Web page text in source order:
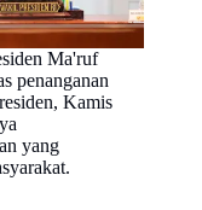
Ma'ruf
penanganan
Kamis
yang